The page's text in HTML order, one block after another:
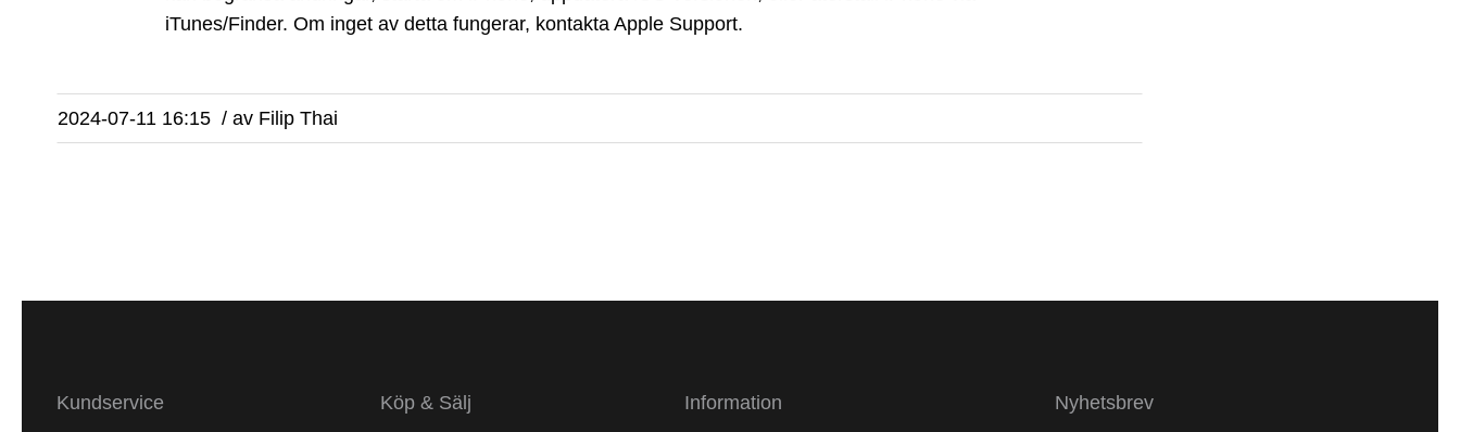
iTunes/Finder. Om inget av detta fungerar, kontakta Apple Support.
2024-07-11 16:15 / av Filip Thai
Kundservice
Köp & Sälj
Information
Nyhetsbrev